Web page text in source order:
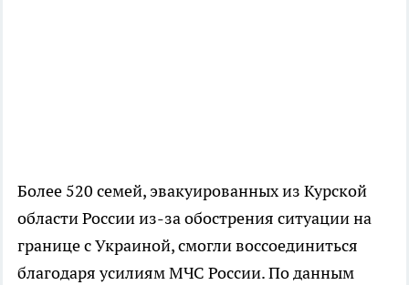
Более 520 семей, эвакуированных из Курской
области России из-за обострения ситуации на
границе с Украиной, смогли воссоединиться
благодаря усилиям МЧС России. По данным